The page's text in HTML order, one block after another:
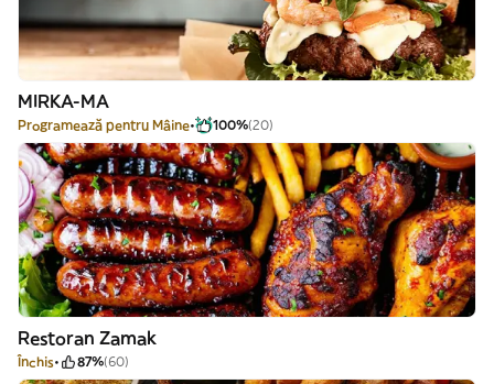
MIRKA-MA
Programează pentru Mâine 100%(20)
Restoran Zamak
Închis 87%(60)